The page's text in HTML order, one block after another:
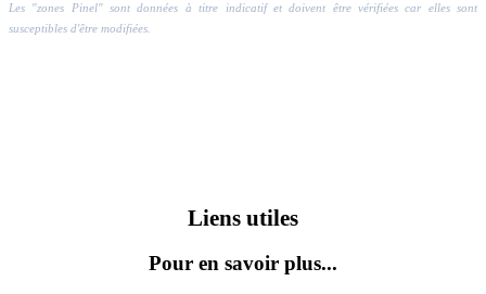
Les "zones Pinel" sont données à titre indicatif et doivent être vérifiées car elles sont
susceptibles d'être modifiées.
Liens utiles
Pour en savoir plus...